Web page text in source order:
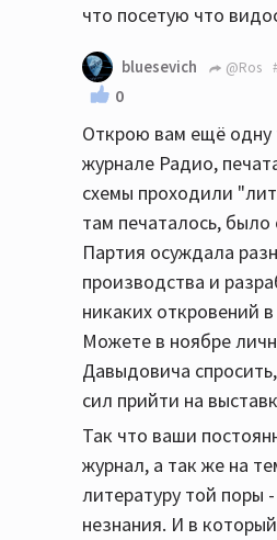
что посетую что
bluesevich @Ros
0
Открою вам ещё одну
журнале Радио,
схемы проходили
там печаталось,
Партия осуждала
производства и
никаких откровений
Можете в ноябре
Давыдовича
сил прийти на
Так что ваши
журнал, а так же на
литературу той поры
незнания. И в